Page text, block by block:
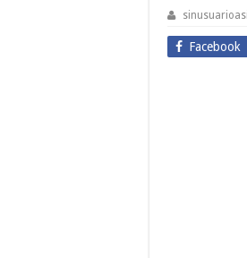
Facebook